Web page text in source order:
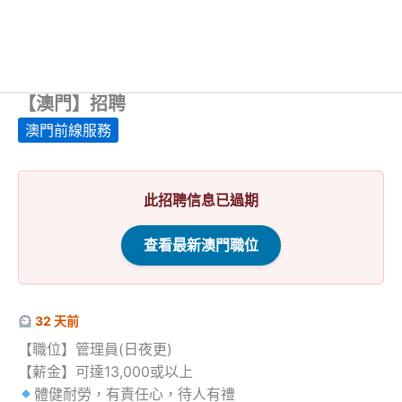
【澳門】招聘
澳門前線服務
此招聘信息已過期
查看最新澳門職位
32 天前
【職位】管理員(日夜更)
【薪金】可達13,000或以上
體健耐勞，有責任心，待人有禮